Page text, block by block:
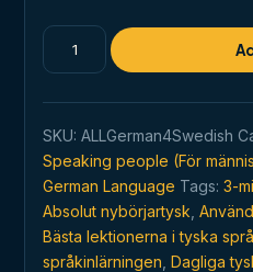
Enkelt
och
att
lära
sig
tyska
quantity
SKU: ALLGerman4Swedish
Speaking people (För
German Language Tags: 3-
Absolut nybörjartysk
Bästa lektionerna i tyska
språkinlärningen Dagliga